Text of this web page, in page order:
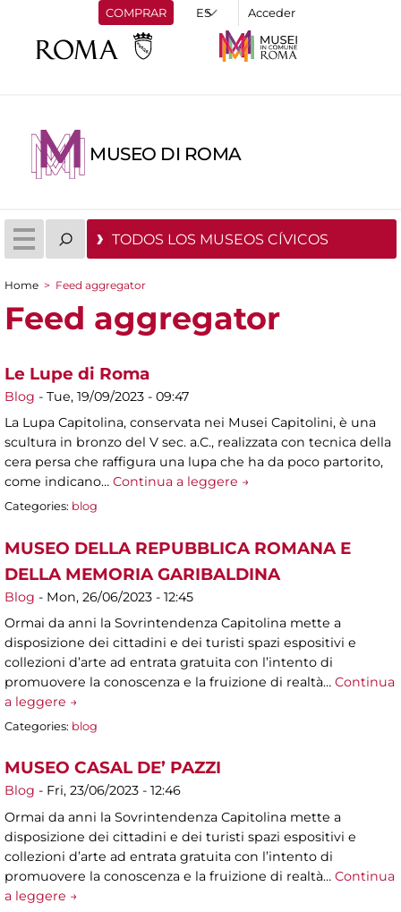
COMPRAR Acceder
MUSEO DI ROMA
TODOS LOS MUSEOS CÍVICOS
You are here
Home > Feed aggregator
Feed aggregator
Le Lupe di Roma
Blog - Tue, 19/09/2023 - 09:47
La Lupa Capitolina, conservata nei Musei Capitolini, è una
scultura in bronzo del V sec. a.C., realizzata con tecnica della
cera persa che raffigura una lupa che ha da poco partorito,
come indicano… Continua a leggere →
Categories: blog
MUSEO DELLA REPUBBLICA ROMANA E
DELLA MEMORIA GARIBALDINA
Blog - Mon, 26/06/2023 - 12:45
Ormai da anni la Sovrintendenza Capitolina mette a
disposizione dei cittadini e dei turisti spazi espositivi e
collezioni d’arte ad entrata gratuita con l’intento di
promuovere la conoscenza e la fruizione di realtà… Continua
a leggere →
Categories: blog
MUSEO CASAL DE’ PAZZI
Blog - Fri, 23/06/2023 - 12:46
Ormai da anni la Sovrintendenza Capitolina mette a
disposizione dei cittadini e dei turisti spazi espositivi e
collezioni d’arte ad entrata gratuita con l’intento di
promuovere la conoscenza e la fruizione di realtà… Continua
a leggere →